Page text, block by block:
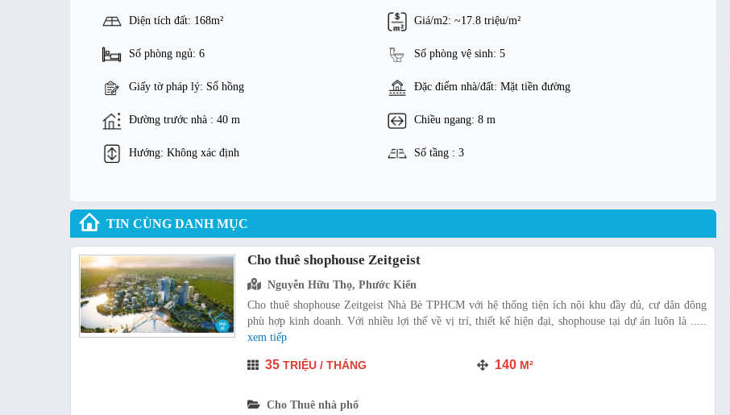
Diện tích đất: 168m² Giá/m2: ~17.8 triệu/m²
Số phòng ngủ: 6 Số phòng vệ sinh: 5
Giấy tờ pháp lý: Sổ hồng Đặc điểm nhà/đất: Mặt tiền đường
Đường trước nhà : 40 m Chiều ngang: 8 m
Hướng: Không xác định Số tầng : 3
TIN CÙNG DANH MỤC
Cho thuê shophouse Zeitgeist
Nguyễn Hữu Thọ, Phước Kiển
Cho thuê shophouse Zeitgeist Nhà Bè TPHCM với hệ thống tiện ích nội khu đầy đủ, cư dân đông
phù hợp kinh doanh. Với nhiều lợi thế về vị trí, thiết kế hiện đại, shophouse tại dự án luôn là .....
xem tiếp
35 TRIỆU / THÁNG 140 M²
Cho Thuê nhà phố